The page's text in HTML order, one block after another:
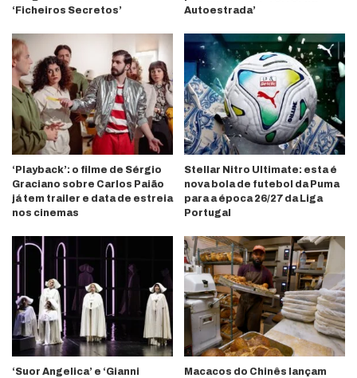
‘Ficheiros Secretos’
Autoestrada’
‘Playback’: o filme de Sérgio
Graciano sobre Carlos Paião
já tem trailer e data de estreia
nos cinemas
Stellar Nitro Ultimate: esta é
nova bola de futebol da Puma
para a época 26/27 da Liga
Portugal
‘Suor Angelica’ e ‘Gianni
Macacos do Chinês lançam